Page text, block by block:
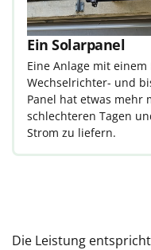
Ein Solarpanel
Eine Anlage mit
Wechselrichter- und
Panel hat etwas mehr
schlechteren Tagen
Strom zu liefern.
Die Leistung